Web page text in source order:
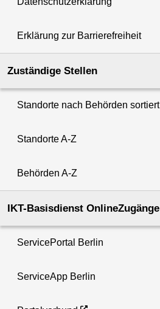
Erklärung zur Barrierefreiheit
Zuständige Stellen
Standorte nach Behörden sortiert
Standorte A-Z
Behörden A-Z
IKT-Basisdienst OnlineZugänge
ServicePortal Berlin
ServiceApp Berlin